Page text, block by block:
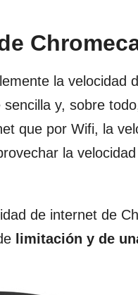
la velocidad
y, sobre
que por Wifi, la
la
de internet de
limitación y de